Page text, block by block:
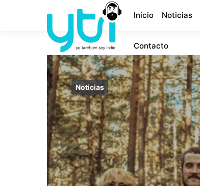
Inicio Noticias
Contacto
Noticias